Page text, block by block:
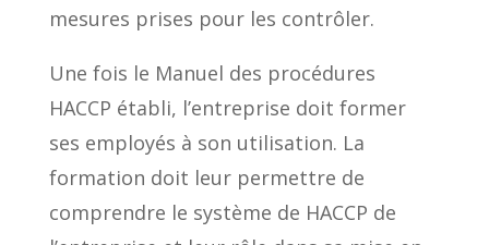
mesures prises pour les contrôler.
Une fois le Manuel des procédures
HACCP établi, l’entreprise doit former
ses employés à son utilisation. La
formation doit leur permettre de
comprendre le système de HACCP de